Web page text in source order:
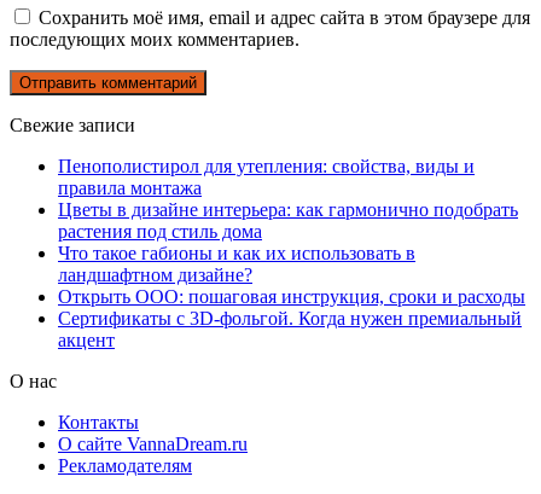
Сохранить моё имя, email и адрес сайта в этом браузере для
последующих моих комментариев.
Свежие записи
Пенополистирол для утепления: свойства, виды и
правила монтажа
Цветы в дизайне интерьера: как гармонично подобрать
растения под стиль дома
Что такое габионы и как их использовать в
ландшафтном дизайне?
Открыть ООО: пошаговая инструкция, сроки и расходы
Сертификаты с 3D-фольгой. Когда нужен премиальный
акцент
О нас
Контакты
О сайте VannaDream.ru
Рекламодателям